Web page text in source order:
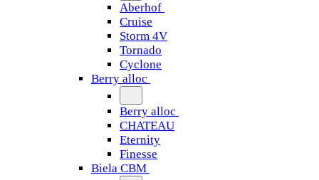
Aberhof
Cruise
Storm 4V
Tornado
Сyclone
Berry alloc
Berry alloc
CHATEAU
Eternity
Finesse
Biela CBM